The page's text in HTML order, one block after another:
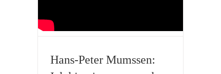
Hans-Peter Mumssen: